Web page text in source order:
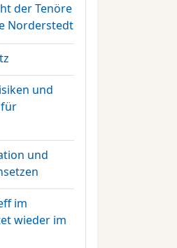
der Tenöre
Norderstedt
und
und
im
wieder im